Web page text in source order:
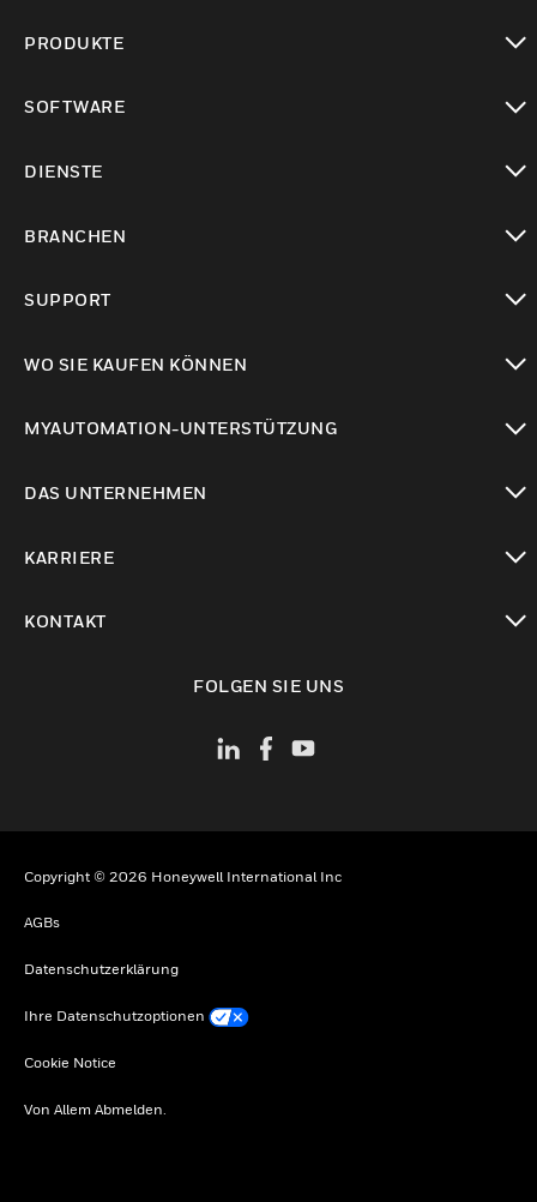
PRODUKTE
SOFTWARE
DIENSTE
BRANCHEN
SUPPORT
WO SIE KAUFEN KÖNNEN
MYAUTOMATION-UNTERSTÜTZUNG
DAS UNTERNEHMEN
KARRIERE
KONTAKT
FOLGEN SIE UNS
Copyright © 2026 Honeywell International Inc
AGBs
Datenschutzerklärung
Ihre Datenschutzoptionen
Cookie Notice
Von Allem Abmelden.